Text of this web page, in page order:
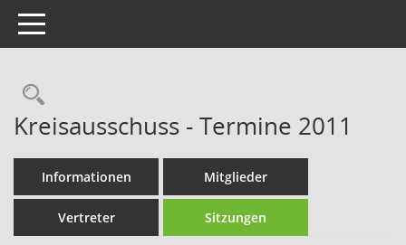
Toggle navigation
Rechercheauswahl
Kreisausschuss - Termine 2011
Informationen Mitglieder
Vertreter Sitzungen